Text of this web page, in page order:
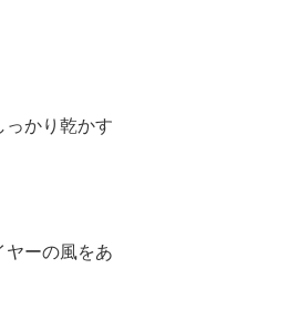
っかり乾かす
ヤーの風をあ